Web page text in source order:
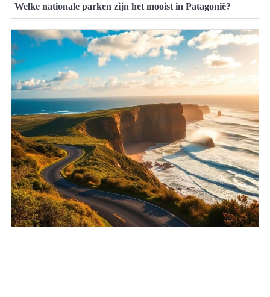
Welke nationale parken zijn het mooist in Patagonië?